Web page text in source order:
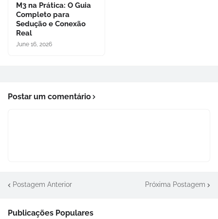
M3 na Prática: O Guia
Completo para
Sedução e Conexão
Real
June 16, 2026
Postar um comentário
Postagem Anterior Próxima Postagem
Publicações Populares